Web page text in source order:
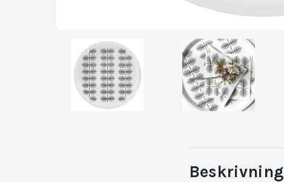
Beskrivning